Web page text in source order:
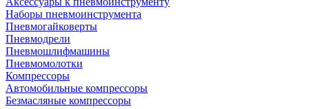
Наборы пневмоинструмента
Пневмогайковерты
Пневмодрели
Пневмошлифмашины
Пневмомолотки
Компрессоры
Автомобильные компрессоры
Безмасляные компрессоры